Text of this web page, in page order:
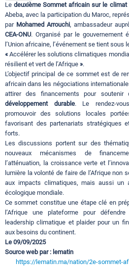
Evenements
Contact
Ledeuxième Sommet africain sur le climat
Abeba, avec la participation du Maroc,
par Mohamed Arrouchi, ambassadeur
CEA-ONU. Organisé par le gouvernement
l’Union africaine, l’événement se tient sous
«Accélérer les solutions climatiques
résilient et vert de l’Afrique ».
L’objectif principal de ce sommet est de
africain dans les négociations
attirer des financements pour
développement durable. Le rendez-
promouvoir des solutions locales
favorisant des partenariats stratégiques
forts.
Les discussions portent sur des
nouveaux mécanismes de
l’atténuation, la croissance verte et
lumière la volonté de faire de l’Afrique non
aux impacts climatiques, mais aussi un
écologique mondiale.
Ce sommet constitue une étape clé en
l’Afrique une plateforme pour
leadership climatique et plaider pour un
aux besoins du continent.
Le 09/09/2025
Source web par : lematin
https://lematin.ma/nation/2e-sommet-